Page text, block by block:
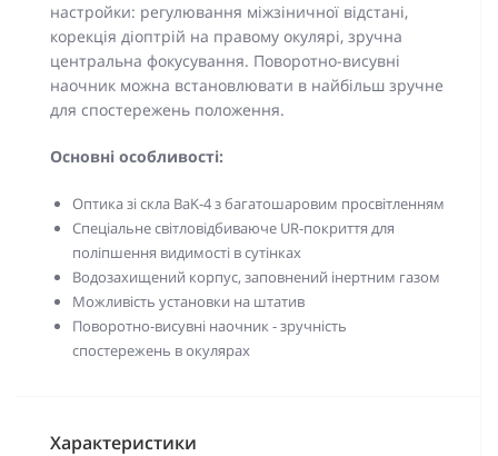
настройки: регулювання міжзіничної відстані,
корекція діоптрій на правому окулярі, зручна
центральна фокусування. Поворотно-висувні
наочник можна встановлювати в найбільш зручне
для спостережень положення.
Основні особливості:
Оптика зі скла BaK-4 з багатошаровим просвітленням
Спеціальне світловідбиваюче UR-покриття для
поліпшення видимості в сутінках
Водозахищений корпус, заповнений інертним газом
Можливість установки на штатив
Поворотно-висувні наочник - зручність
спостережень в окулярах
Характеристики